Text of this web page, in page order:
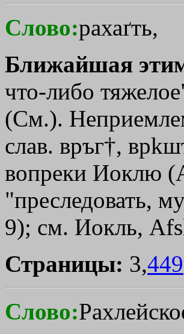
Слово:рахаґть,
Ближайшая
что-либо
(См.).
слав. връг†, вр
вопреки Иоклю
"преследовать,
9); см. Иокль,
Страницы: 3,449
Слово: